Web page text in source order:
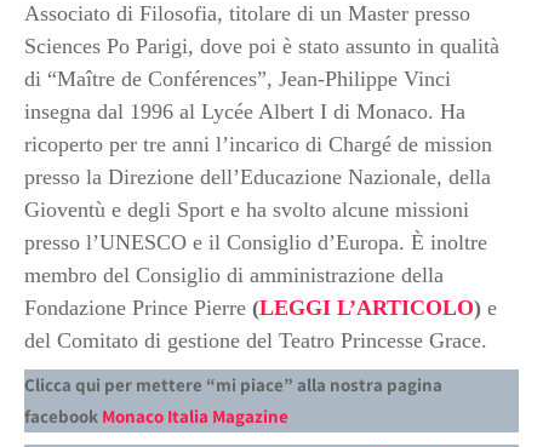
Associato di Filosofia, titolare di un Master presso
Sciences Po Parigi, dove poi è stato assunto in qualità
di “Maître de Conférences”, Jean-Philippe Vinci
insegna dal 1996 al Lycée Albert I di Monaco. Ha
ricoperto per tre anni l’incarico di Chargé de mission
presso la Direzione dell’Educazione Nazionale, della
Gioventù e degli Sport e ha svolto alcune missioni
presso l’UNESCO e il Consiglio d’Europa. È inoltre
membro del Consiglio di amministrazione della
Fondazione Prince Pierre (LEGGI L’ARTICOLO) e
del Comitato di gestione del Teatro Princesse Grace.
Clicca qui per mettere “mi piace” alla nostra pagina
facebook Monaco Italia Magazine